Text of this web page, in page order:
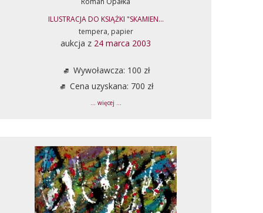
ILUSTRACJA DO KSIĄŻKI "SKAMIEN...
tempera, papier
aukcja z 24 marca 2003
Wywoławcza: 100 zł
Cena uzyskana: 700 zł
... więcej ...